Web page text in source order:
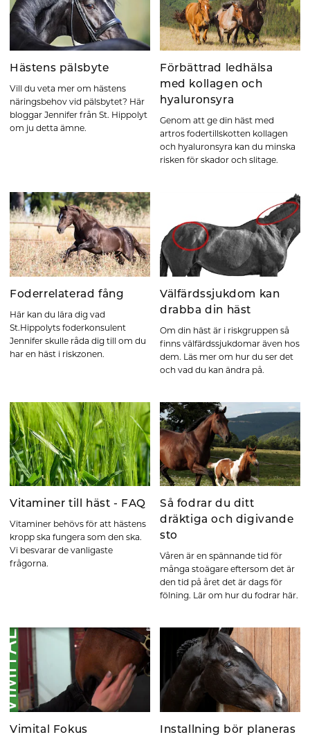
Hästens pälsbyte
Vill du veta mer om hästens
näringsbehov vid pälsbytet? Här
bloggar Jennifer från St. Hippolyt
om ju detta ämne.
Förbättrad ledhälsa
med kollagen och
hyaluronsyra
Genom att ge din häst med
artros fodertillskotten kollagen
och hyaluronsyra kan du minska
risken för skador och slitage.
Foderrelaterad fång
Här kan du lära dig vad
St.Hippolyts foderkonsulent
Jennifer skulle råda dig till om du
har en häst i riskzonen.
Välfärdssjukdom kan
drabba din häst
Om din häst är i riskgruppen så
finns välfärdssjukdomar även hos
dem. Läs mer om hur du ser det
och vad du kan ändra på.
Vitaminer till häst - FAQ
Vitaminer behövs för att hästens
kropp ska fungera som den ska.
Vi besvarar de vanligaste
frågorna.
Så fodrar du ditt
dräktiga och digivande
sto
Våren är en spännande tid för
många stoägare eftersom det är
den tid på året det är dags för
fölning. Lär om hur du fodrar här.
Vimital Fokus
Installning bör planeras